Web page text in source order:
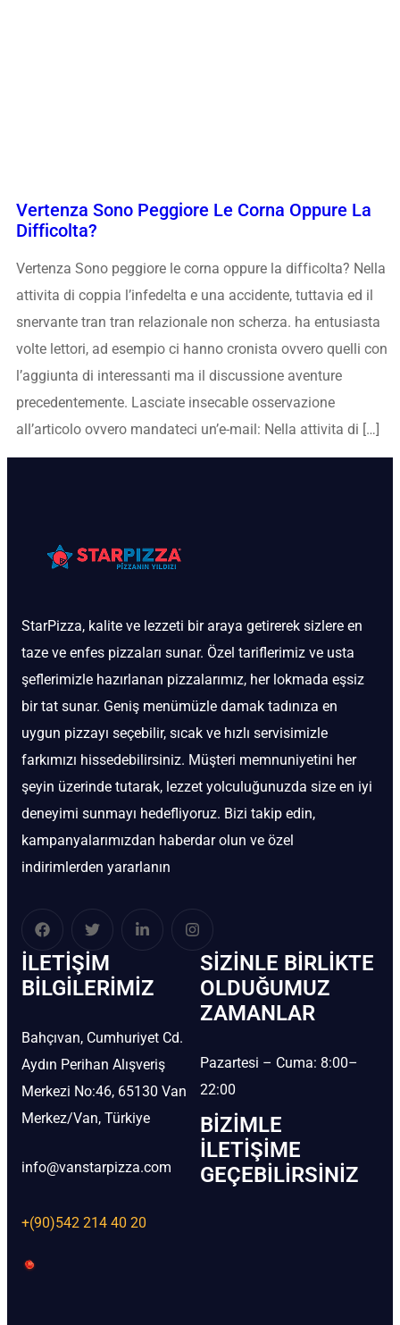
Vertenza Sono Peggiore Le Corna Oppure La
Difficolta?
Vertenza Sono peggiore le corna oppure la difficolta? Nella
attivita di coppia l’infedelta e una accidente, tuttavia ed il
snervante tran tran relazionale non scherza. ha entusiasta
volte lettori, ad esempio ci hanno cronista ovvero quelli con
l’aggiunta di interessanti ma il discussione aventure
precedentemente. Lasciate insecable osservazione
all’articolo ovvero mandateci un’e-mail: Nella attivita di […]
StarPizza, kalite ve lezzeti bir araya getirerek sizlere en
taze ve enfes pizzaları sunar. Özel tariflerimiz ve usta
şeflerimizle hazırlanan pizzalarımız, her lokmada eşsiz
bir tat sunar. Geniş menümüzle damak tadınıza en
uygun pizzayı seçebilir, sıcak ve hızlı servisimizle
farkımızı hissedebilirsiniz. Müşteri memnuniyetini her
şeyin üzerinde tutarak, lezzet yolculuğunuzda size en iyi
deneyimi sunmayı hedefliyoruz. Bizi takip edin,
kampanyalarımızdan haberdar olun ve özel
indirimlerden yararlanın
İLETIŞIM
BİLGILERIMIZ
Bahçıvan, Cumhuriyet Cd.
Aydın Perihan Alışveriş
Merkezi No:46, 65130 Van
Merkez/Van, Türkiye
info@vanstarpizza.com
+(90)542 214 40 20
SIZINLE BIRLIKTE
OLDUĞUMUZ
ZAMANLAR
Pazartesi – Cuma: 8:00–
22:00
BIZIMLE
İLETIŞIME
GEÇEBILIRSINIZ